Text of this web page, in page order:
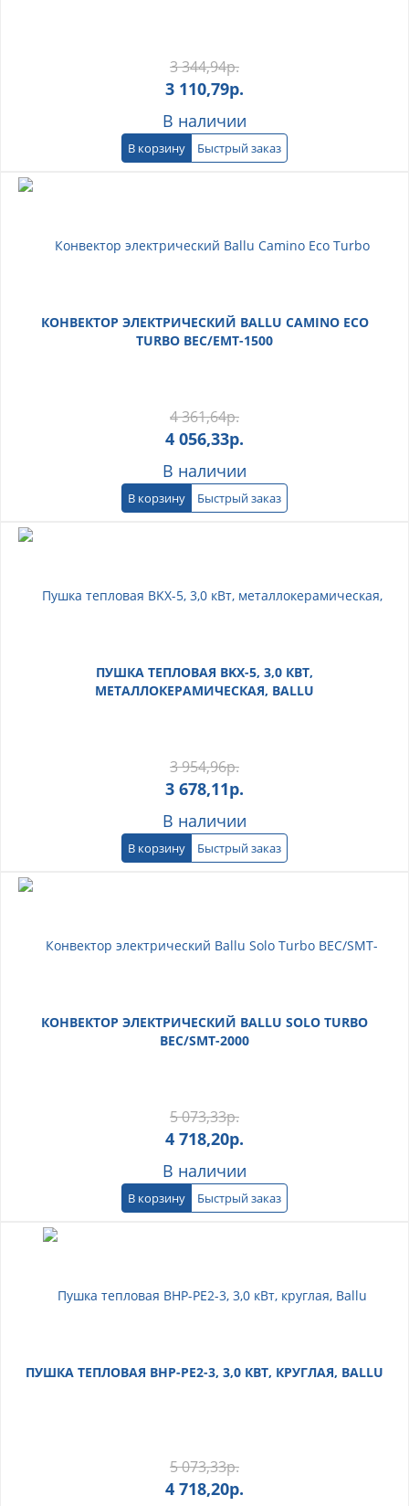
3 344,94р.
3 110,79р.
В наличии
В корзину Быстрый заказ
КОНВЕКТОР ЭЛЕКТРИЧЕСКИЙ BALLU CAMINO ECO
TURBO BEC/EMT-1500
4 361,64р.
4 056,33р.
В наличии
В корзину Быстрый заказ
ПУШКА ТЕПЛОВАЯ BKX-5, 3,0 КВТ,
МЕТАЛЛОКЕРАМИЧЕСКАЯ, BALLU
3 954,96р.
3 678,11р.
В наличии
В корзину Быстрый заказ
КОНВЕКТОР ЭЛЕКТРИЧЕСКИЙ BALLU SOLO TURBO
BEC/SMT-2000
5 073,33р.
4 718,20р.
В наличии
В корзину Быстрый заказ
ПУШКА ТЕПЛОВАЯ ВНР-PE2-3, 3,0 КВТ, КРУГЛАЯ, BALLU
5 073,33р.
4 718,20р.